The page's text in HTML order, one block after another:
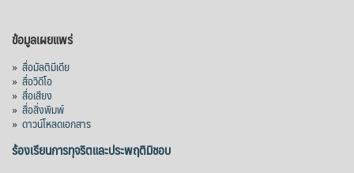
ข้อมูลเผยแพร่
» สื่อมัลติมีเดีย
» สื่อวิดีโอ
» สื่อเสียง
» สื่อสิ่งพิมพ์
» ดาวน์โหลดเอกสาร
ร้องเรียนการทุจริตและประพฤติมิชอบ